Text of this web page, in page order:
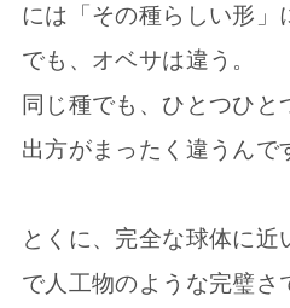
には「その種らしい形」
でも、オベサは違う。
同じ種でも、ひとつひと
出方がまったく違うんで
とくに、完全な球体に近
で人工物のような完璧さ